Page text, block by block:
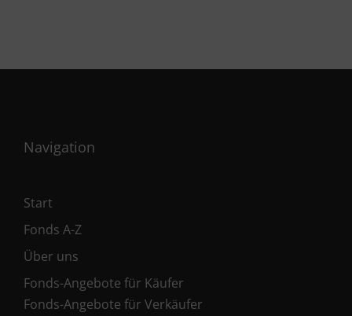
Navigation
Start
Fonds A-Z
Über uns
Fonds-Angebote für Käufer
Fonds-Angebote für Verkäufer